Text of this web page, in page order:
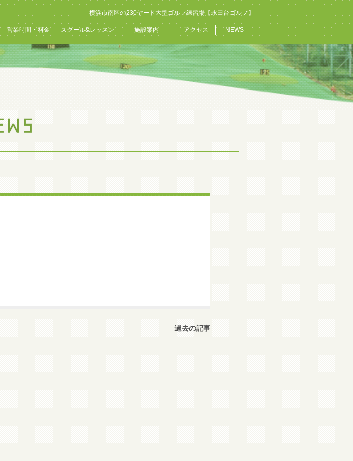
横浜市南区の230ヤード大型ゴルフ練習場【永田台ゴルフ】
営業時間・料金 スクール&レッスン 施設案内 アクセス NEWS
過去の記事